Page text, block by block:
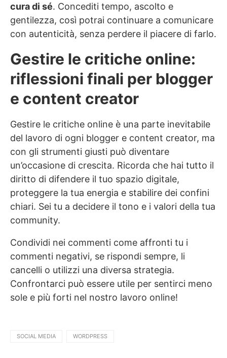
cura di sé. Concediti tempo, ascolto e
gentilezza, così potrai continuare a comunicare
con autenticità, senza perdere il piacere di farlo.
Gestire le critiche online:
riflessioni finali per blogger
e content creator
Gestire le critiche online è una parte inevitabile
del lavoro di ogni blogger e content creator, ma
con gli strumenti giusti può diventare
un’occasione di crescita. Ricorda che hai tutto il
diritto di difendere il tuo spazio digitale,
proteggere la tua energia e stabilire dei confini
chiari. Sei tu a decidere il tono e i valori della tua
community.
Condividi nei commenti come affronti tu i
commenti negativi, se rispondi sempre, li
cancelli o utilizzi una diversa strategia.
Confrontarci può essere utile per sentirci meno
sole e più forti nel nostro lavoro online!
SOCIAL MEDIA WORDPRESS